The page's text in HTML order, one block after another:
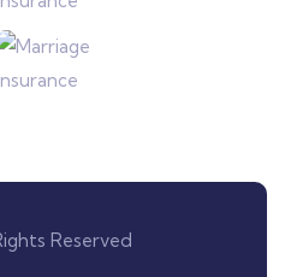
Reserved